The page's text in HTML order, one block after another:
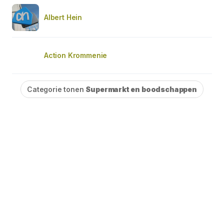
Albert Hein
Action Krommenie
Categorie tonen Supermarkt en boodschappen